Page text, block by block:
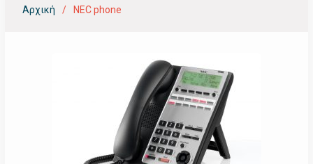
Αρχική NEC phone